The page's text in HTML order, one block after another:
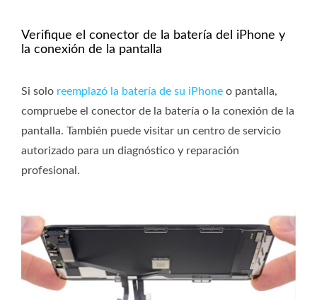
Verifique el conector de la batería del iPhone y
la conexión de la pantalla
Si solo reemplazó la batería de su iPhone o pantalla,
compruebe el conector de la batería o la conexión de la
pantalla. También puede visitar un centro de servicio
autorizado para un diagnóstico y reparación
profesional.